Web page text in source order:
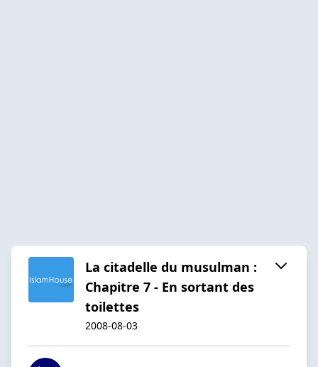
La citadelle du musulman :
Chapitre 7 - En sortant des
toilettes
2008-08-03